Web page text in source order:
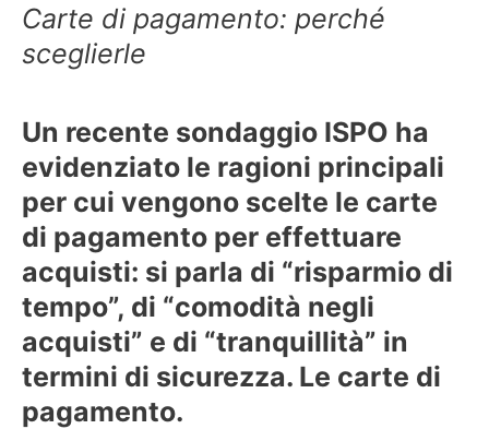
Carte di pagamento: perché
sceglierle
Un recente sondaggio ISPO ha
evidenziato le ragioni principali
per cui vengono scelte le carte
di pagamento per effettuare
acquisti: si parla di “risparmio di
tempo”, di “comodità negli
acquisti” e di “tranquillità” in
termini di sicurezza. Le carte di
pagamento.